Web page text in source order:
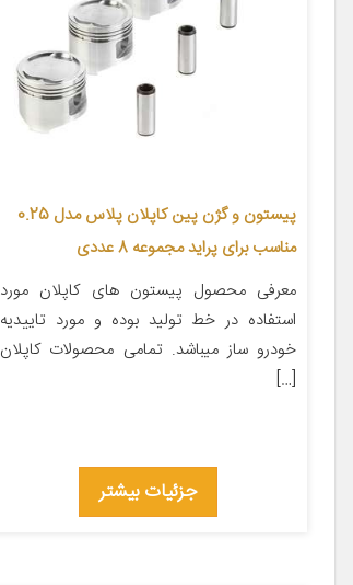
پیستون و گژن پین کاپلان پلاس مدل 0.25
مناسب برای پراید مجموعه 8 عددی
معرفی محصول پیستون های کاپلان مورد
استفاده در خط تولید بوده و مورد تاییدیه
خودرو ساز میباشد. تمامی محصولات کاپلان
[…]
جزئیات بیشتر